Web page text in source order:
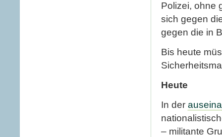
Polizei, ohne
sich gegen
gegen die in
Bis heute
Heute
In der
– militante